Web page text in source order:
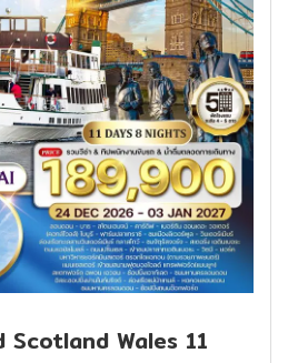
Scotland Wales 11